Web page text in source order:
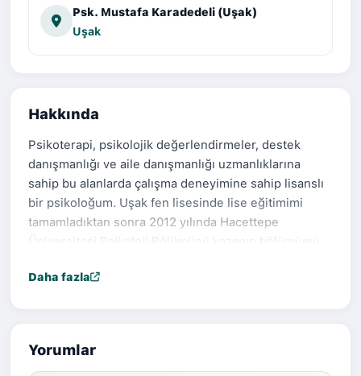
Psk. Mustafa Karadedeli (Uşak)
Uşak
Hakkında
Psikoterapi, psikolojik değerlendirmeler, destek
danışmanlığı ve aile danışmanlığı uzmanlıklarına
sahip bu alanlarda çalışma deneyimine sahip lisanslı
bir psikoloğum. Uşak fen lisesinde lise eğitimimi
tamamladıktan sonra 2012 yılında Hacettepe
Üniversitesi Psikoloji Bölümünü kazanıp bölümümü
yılından itibaren şahsıma ait Vesile Psikoterapi ve
ışığında yanıt vermeye devam etmekteyim. Ergen ve
Daha fazla
Yorumlar